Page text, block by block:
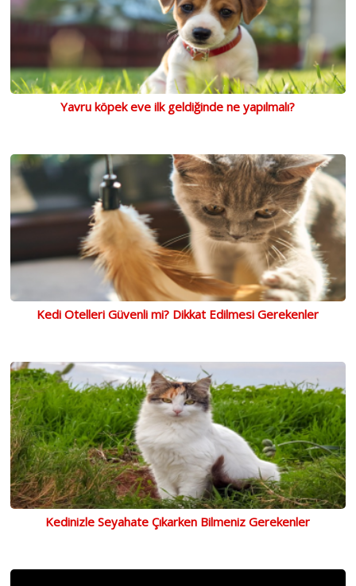
Yavru köpek eve ilk geldiğinde ne yapılmalı?
Kedi Otelleri Güvenli mi? Dikkat Edilmesi Gerekenler
Kedinizle Seyahate Çıkarken Bilmeniz Gerekenler